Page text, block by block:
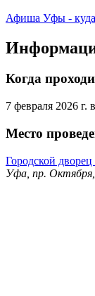
Афиша Уфы - куда
Когда
7 февраля 2026 г.
Место
Городской дворец
Уфа, пр.